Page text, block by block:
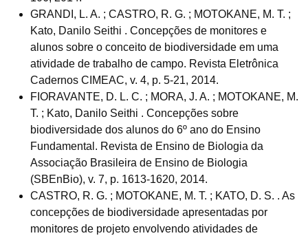
GRANDI, L. A. ; CASTRO, R. G. ; MOTOKANE, M. T. ;
Kato, Danilo Seithi . Concepções de monitores e
alunos sobre o conceito de biodiversidade em uma
atividade de trabalho de campo. Revista Eletrônica
Cadernos CIMEAC, v. 4, p. 5-21, 2014.
FIORAVANTE, D. L. C. ; MORA, J. A. ; MOTOKANE, M.
T. ; Kato, Danilo Seithi . Concepções sobre
biodiversidade dos alunos do 6º ano do Ensino
Fundamental. Revista de Ensino de Biologia da
Associação Brasileira de Ensino de Biologia
(SBEnBio), v. 7, p. 1613-1620, 2014.
CASTRO, R. G. ; MOTOKANE, M. T. ; KATO, D. S. . As
concepções de biodiversidade apresentadas por
monitores de projeto envolvendo atividades de